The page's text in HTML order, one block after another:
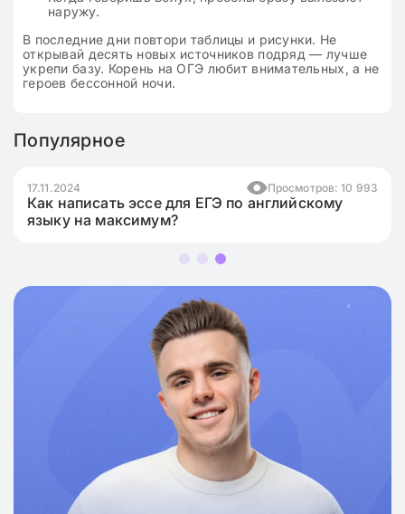
наружу.
В последние дни повтори таблицы и рисунки. Не
открывай десять новых источников подряд — лучше
укрепи базу. Корень на ОГЭ любит внимательных, а не
героев бессонной ночи.
Популярное
17.11.2024 Просмотров: 10 993
Как написать эссе для ЕГЭ по английскому
языку на максимум?